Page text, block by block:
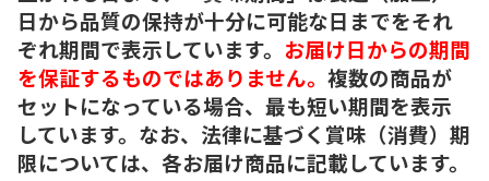
日から品質の保持が十分に可能な日までをそれ
ぞれ期間で表示しています。 お届け日からの期間
を保証するものではありません。 複数の商品が
セットになっている場合、最も短い期間を表示
しています。なお、法律に基づく賞味（消費）期
限については、各お届け商品に記載しています。